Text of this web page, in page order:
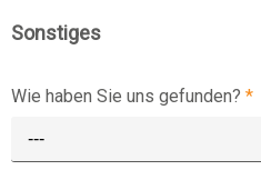
Sonstiges
Wie haben Sie uns gefunden? *
---